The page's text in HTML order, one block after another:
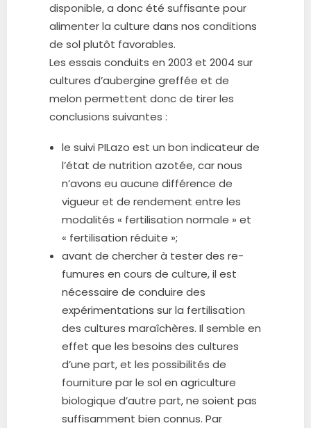
disponible, a donc été suffisante pour
alimenter la culture dans nos conditions
de sol plutôt favorables.
Les essais conduits en 2003 et 2004 sur
cultures d’aubergine greffée et de
melon permettent donc de tirer les
conclusions suivantes :
le suivi PILazo est un bon indicateur de
l’état de nutrition azotée, car nous
n’avons eu aucune différence de
vigueur et de rendement entre les
modalités « fertilisation normale » et
« fertilisation réduite »;
avant de chercher à tester des re-
fumures en cours de culture, il est
nécessaire de conduire des
expérimentations sur la fertilisation
des cultures maraîchères. Il semble en
effet que les besoins des cultures
d’une part, et les possibilités de
fourniture par le sol en agriculture
biologique d’autre part, ne soient pas
suffisamment bien connus. Par